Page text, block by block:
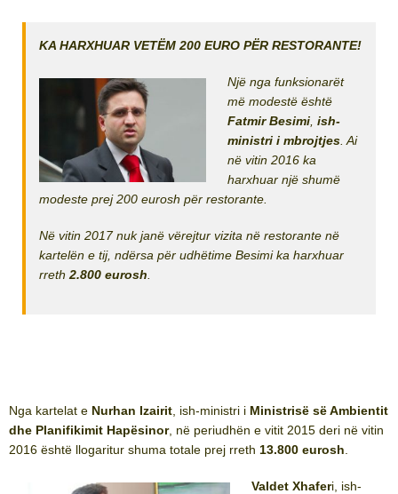
KA HARXHUAR VETËM 200 EURO PËR RESTORANTE!
Një nga funksionarët
më modestë është
Fatmir Besimi ish-
ministri i mbrojtjes . Ai
në vitin 2016 ka
harxhuar një shumë
modeste prej 200 eurosh për restorante.
Në vitin 2017 nuk janë vërejtur vizita në restorante në
kartelën e tij, ndërsa për udhëtime Besimi ka harxhuar
rreth 2.800 eurosh
Nga kartelat e Nurhan Izairit , ish-ministri i Ministrisë së Ambientit
dhe Planifikimit Hapësinor, në periudhën e vitit 2015 deri në vitin
2016 është llogaritur shuma totale prej rreth 13.800 eurosh
Valdet Xhaferi, ish-